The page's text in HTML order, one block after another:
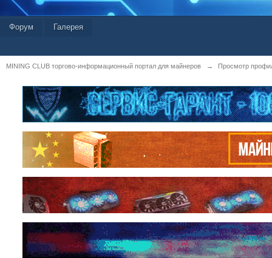
Форум Галерея
MINING CLUB торгово-информационный портал для майнеров → Просмотр